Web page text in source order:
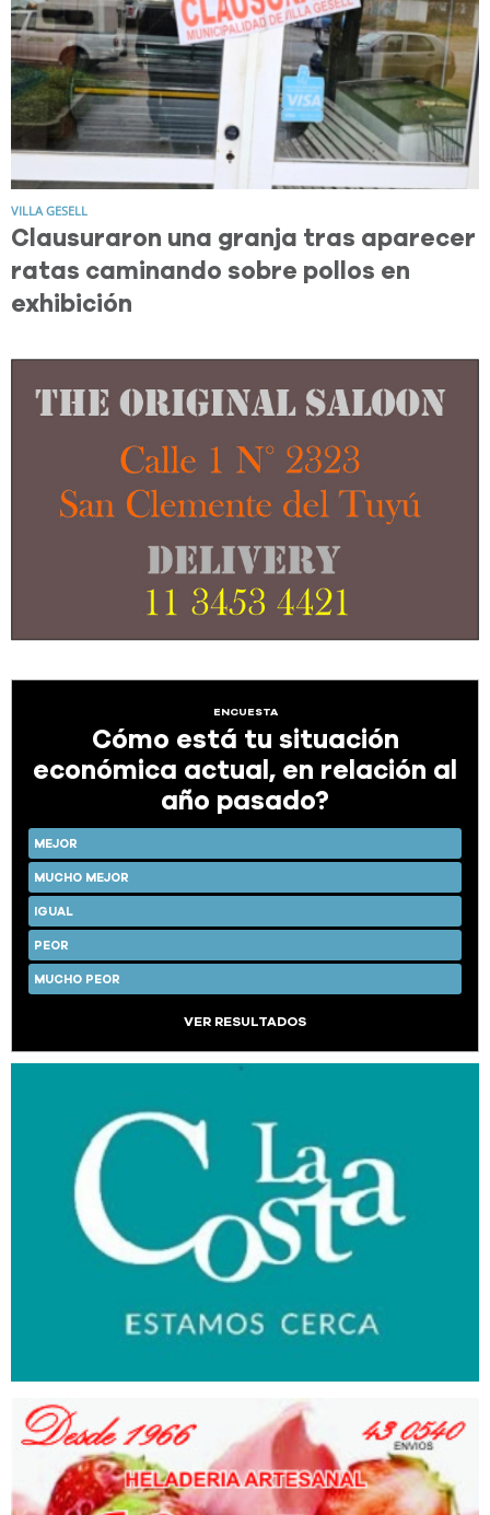
VILLA GESELL
Clausuraron una granja tras aparecer
ratas caminando sobre pollos en
exhibición
ENCUESTA
Cómo está tu situación
económica actual, en relación al
año pasado?
MEJOR
MUCHO MEJOR
IGUAL
PEOR
MUCHO PEOR
VER RESULTADOS